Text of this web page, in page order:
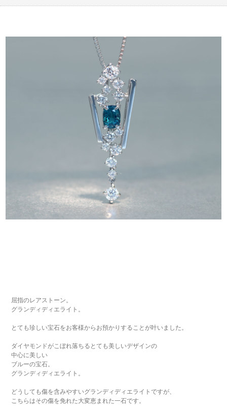
屈指のレアストーン。
グランディディエライト。
とても珍しい宝石をお客様からお預かりすることが叶いました。
ダイヤモンドがこぼれ落ちるとても美しいデザインの
中心に美しい
ブルーの宝石。
グランディディエライト。
どうしても傷を含みやすいグランディディエライトですが、
こちらはその傷を免れた大変恵まれた一石です。